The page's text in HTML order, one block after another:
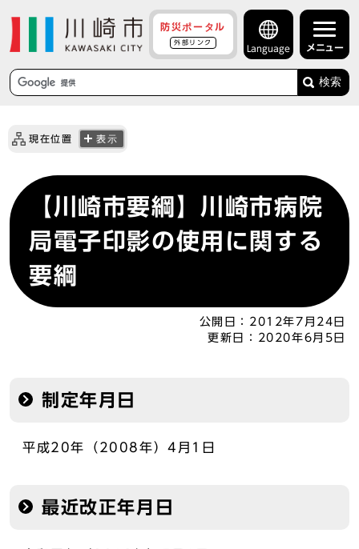
防災ポータル
外部リンク
Language メニュー
検索
現在位置 表示
【川崎市要綱】川崎市病院
局電子印影の使用に関する
要綱
公開日： 2012年7月24日
更新日：
2020年6月5日
制定年月日
平成20年（2008年）4月1日
最近改正年月日